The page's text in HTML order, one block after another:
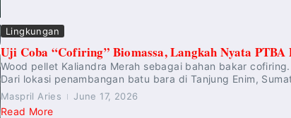
Lingkungan
Uji Coba “Cofiring” Biomassa, Langkah Nyata
Wood pellet Kaliandra Merah sebagai bahan bakar cofiring.
Dari lokasi penambangan batu bara di Tanjung Enim,
Maspril Aries June 17, 2026
Read More